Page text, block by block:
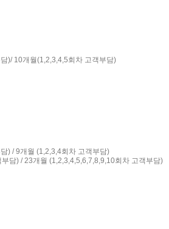
)/ 10개월(1,2,3,4,5회차 고객부담)
) / 9개월 (1,2,3,4회차 고객부담)
23개월 (1,2,3,4,5,6,7,8,9,10회차 고객부담)